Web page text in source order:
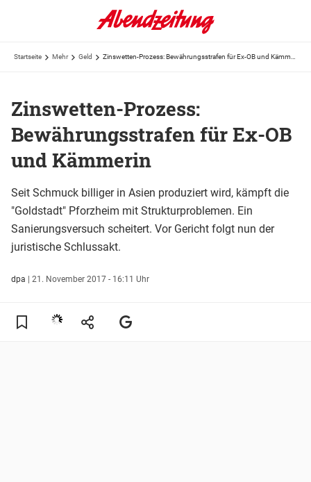
Startseite Mehr Geld
Zinswetten-Prozess:
Bewährungsstrafen für Ex-OB
und Kämmerin
Seit Schmuck billiger in Asien produziert wird, kämpft die
"Goldstadt" Pforzheim mit Strukturproblemen. Ein
Sanierungsversuch scheitert. Vor Gericht folgt nun der
juristische Schlussakt.
dpa | 21. November 2017 - 16:11 Uhr